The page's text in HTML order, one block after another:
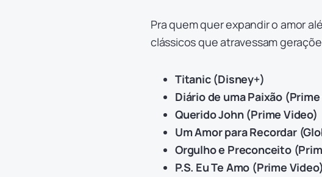
Pra quem quer expandir o amor
clássicos que atravessam
Titanic (Disney+)
Diário de uma Paixão
Querido John (Prime Video)
Um Amor para Recordar
Orgulho e Preconceito
P.S. Eu Te Amo (Prime Video)